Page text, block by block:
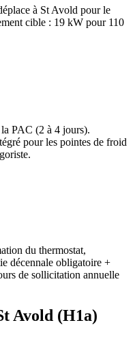
à St Avold pour le
cible : 19 kW pour 110
PAC (2 à 4 jours).
pour les pointes de froid
du thermostat,
décennale obligatoire +
de sollicitation annuelle
Avold (H1a)